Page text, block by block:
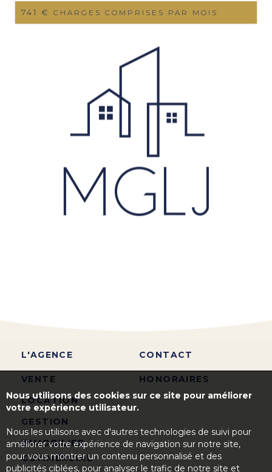
741 € CHARGES COMPRISES PAR MOIS
L'AGENCE
VENTE
LOCATION
GESTION
IMMOBILIER
COMMERCIAL
CONTACT
HONORAIRES
Nous utilisons des cookies sur ce site pour améliorer
votre expérience utilisateur.
Nous les utilisons avec d'autres technologies de suivi pour
améliorer votre expérience de navigation sur notre site,
pour vous montrer un contenu personnalisé et des
publicités ciblées, pour analyser le trafic de notre site et